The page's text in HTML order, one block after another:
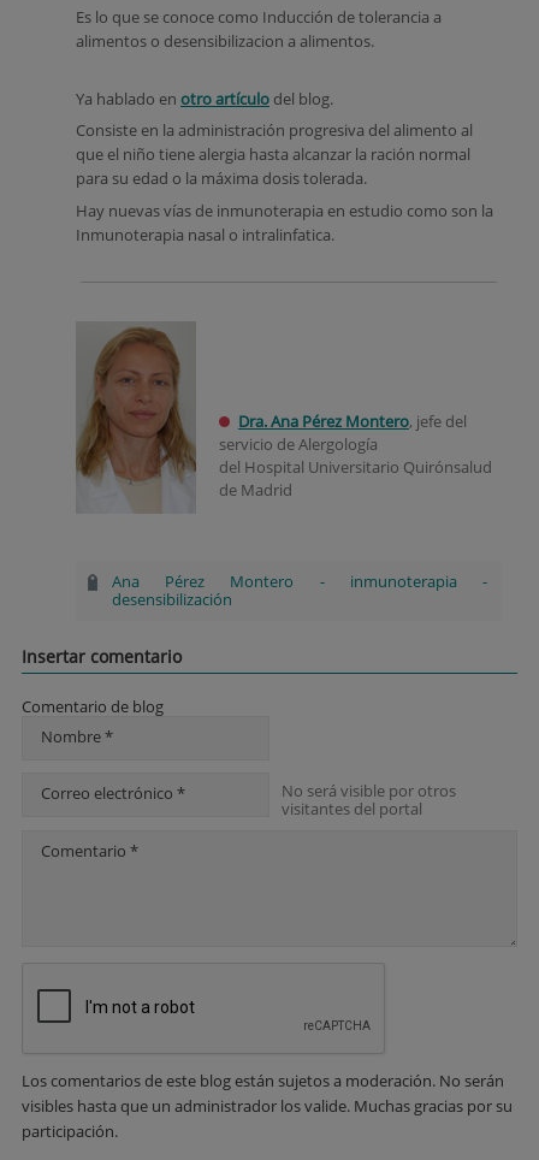
Es lo que se conoce como Inducción de tolerancia a
alimentos o desensibilizacion a alimentos.
Ya hablado en otro artículo del blog.
Consiste en la administración progresiva del alimento al
que el niño tiene alergia hasta alcanzar la ración normal
para su edad o la máxima dosis tolerada.
Hay nuevas vías de inmunoterapia en estudio como son la
Inmunoterapia nasal o intralinfatica.
Dra. Ana Pérez Montero, jefe del
servicio de Alergología
del Hospital Universitario Quirónsalud
de Madrid
Ana Pérez Montero - inmunoterapia -
desensibilización
Insertar comentario
Comentario de blog
Nombre *
Correo electrónico *
No será visible por otros
visitantes del portal
Comentario *
Los comentarios de este blog están sujetos a moderación. No serán
visibles hasta que un administrador los valide. Muchas gracias por su
participación.